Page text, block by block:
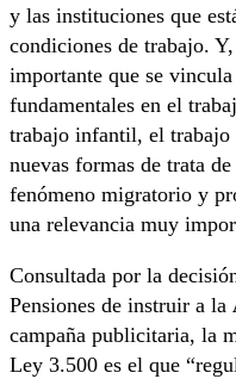
y las instituciones que
condiciones de trabajo.
importante que se
fundamentales en el
trabajo infantil, el trabajo
nuevas formas de trata
fenómeno migratorio y
una relevancia muy
Consultada por la
Pensiones de instruir a la
campaña publicitaria, la
Ley 3.500 es el que